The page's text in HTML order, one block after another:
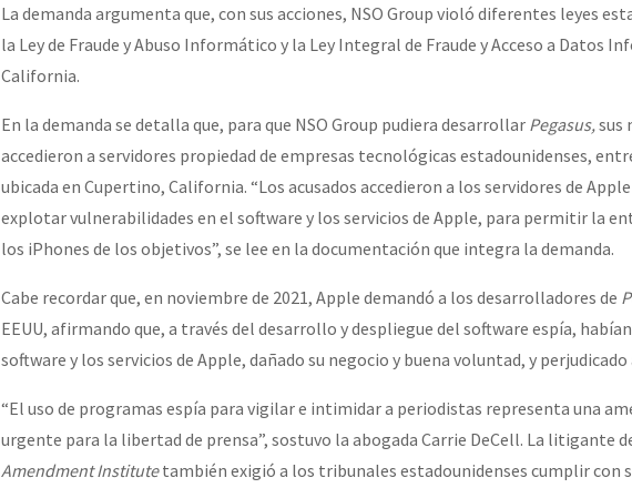
La demanda argumenta que, con sus acciones, NSO Group violó diferentes leyes
la Ley de Fraude y Abuso Informático y la Ley Integral de Fraude y Acceso a Datos
California.
En la demanda se detalla que, para que NSO Group pudiera desarrollar Pegasus, sus
accedieron a servidores propiedad de empresas tecnológicas estadounidenses,
ubicada en Cupertino, California. “Los acusados accedieron a los servidores de
explotar vulnerabilidades en el software y los servicios de Apple, para permitir la
los iPhones de los objetivos”, se lee en la documentación que integra la demanda.
Cabe recordar que, en noviembre de 2021, Apple demandó a los desarrolladores de
EEUU, afirmando que, a través del desarrollo y despliegue del software espía,
software y los servicios de Apple, dañado su negocio y buena voluntad, y perjudicado
“El uso de programas espía para vigilar e intimidar a periodistas representa una
urgente para la libertad de prensa”, sostuvo la abogada Carrie DeCell. La litigante
Amendment Institutetambién exigió a los tribunales estadounidenses cumplir con